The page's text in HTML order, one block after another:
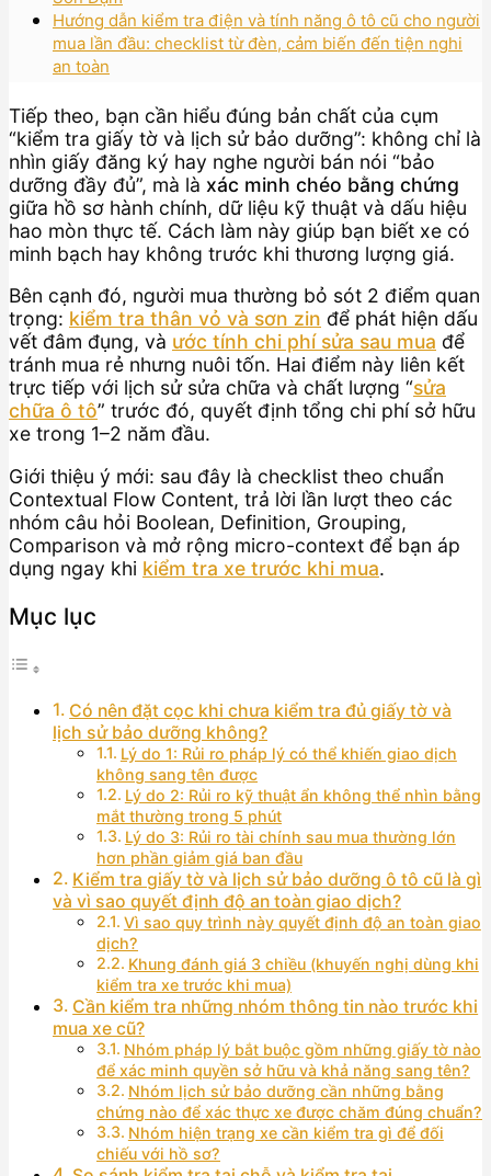
Hướng dẫn kiểm tra điện và tính năng ô tô cũ cho người
mua lần đầu: checklist từ đèn, cảm biến đến tiện nghi
an toàn
Tiếp theo, bạn cần hiểu đúng bản chất của cụm
“kiểm tra giấy tờ và lịch sử bảo dưỡng”: không chỉ là
nhìn giấy đăng ký hay nghe người bán nói “bảo
dưỡng đầy đủ”, mà là xác minh chéo bằng chứng
giữa hồ sơ hành chính, dữ liệu kỹ thuật và dấu hiệu
hao mòn thực tế. Cách làm này giúp bạn biết xe có
minh bạch hay không trước khi thương lượng giá.
Bên cạnh đó, người mua thường bỏ sót 2 điểm quan
trọng: kiểm tra thân vỏ và sơn zin để phát hiện dấu
vết đâm đụng, và ước tính chi phí sửa sau mua để
tránh mua rẻ nhưng nuôi tốn. Hai điểm này liên kết
trực tiếp với lịch sử sửa chữa và chất lượng “sửa
chữa ô tô” trước đó, quyết định tổng chi phí sở hữu
xe trong 1–2 năm đầu.
Giới thiệu ý mới: sau đây là checklist theo chuẩn
Contextual Flow Content, trả lời lần lượt theo các
nhóm câu hỏi Boolean, Definition, Grouping,
Comparison và mở rộng micro-context để bạn áp
dụng ngay khi kiểm tra xe trước khi mua.
Mục lục
Có nên đặt cọc khi chưa kiểm tra đủ giấy tờ và
lịch sử bảo dưỡng không?
Lý do 1: Rủi ro pháp lý có thể khiến giao dịch
không sang tên được
Lý do 2: Rủi ro kỹ thuật ẩn không thể nhìn bằng
mắt thường trong 5 phút
Lý do 3: Rủi ro tài chính sau mua thường lớn
hơn phần giảm giá ban đầu
Kiểm tra giấy tờ và lịch sử bảo dưỡng ô tô cũ là gì
và vì sao quyết định độ an toàn giao dịch?
Vì sao quy trình này quyết định độ an toàn giao
dịch?
Khung đánh giá 3 chiều (khuyến nghị dùng khi
kiểm tra xe trước khi mua)
Cần kiểm tra những nhóm thông tin nào trước khi
mua xe cũ?
Nhóm pháp lý bắt buộc gồm những giấy tờ nào
để xác minh quyền sở hữu và khả năng sang tên?
Nhóm lịch sử bảo dưỡng cần những bằng
chứng nào để xác thực xe được chăm đúng chuẩn?
Nhóm hiện trạng xe cần kiểm tra gì để đối
chiếu với hồ sơ?